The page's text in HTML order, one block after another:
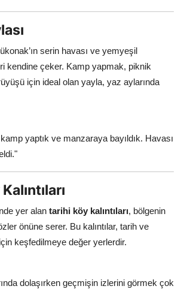
serin havası ve yemyeşil
kendine çeker. Kamp yapmak, piknik
için ideal olan yayla, yaz aylarında
yaptık ve manzaraya bayıldık. Havası
yer alan tarihi köy kalıntıları, bölgenin
önüne serer. Bu kalıntılar, tarih ve
keşfedilmeye değer yerlerdir.
dolaşırken geçmişin izlerini görmek çok